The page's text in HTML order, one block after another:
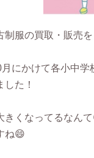
制服の買取・販売
にかけて各小中
た！
きくなってるなん
ね😄